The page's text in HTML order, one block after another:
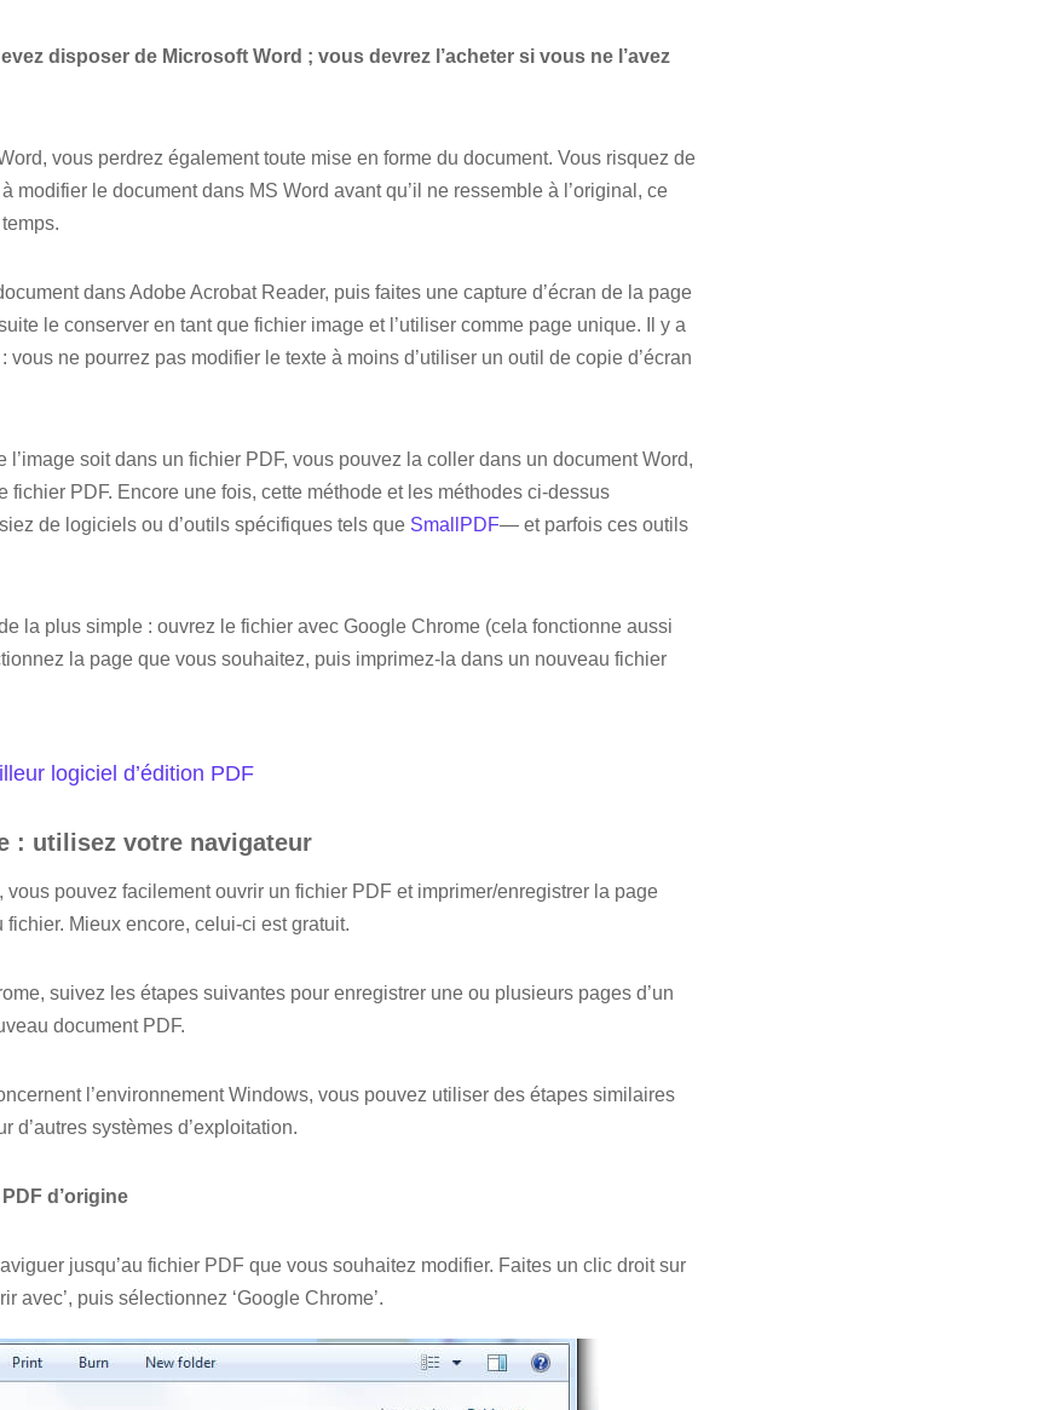
disposer de Microsoft Word ; vous devrez l’acheter si vous ne l’avez
vous perdrez également toute mise en forme du document. Vous risquez de
modifier le document dans MS Word avant qu’il ne ressemble à l’original, ce
dans Adobe Acrobat Reader, puis faites une capture d’écran de la page
le conserver en tant que fichier image et l’utiliser comme page unique. Il y a
ne pourrez pas modifier le texte à moins d’utiliser un outil de copie d’écran
l’image soit dans un fichier PDF, vous pouvez la coller dans un document Word,
fichier PDF. Encore une fois, cette méthode et les méthodes ci-dessus
de logiciels ou d’outils spécifiques tels que SmallPDF— et parfois ces outils
la plus simple : ouvrez le fichier avec Google Chrome (cela fonctionne aussi
la page que vous souhaitez, puis imprimez-la dans un nouveau fichier
logiciel d’édition PDF
: utilisez votre navigateur
vous pouvez facilement ouvrir un fichier PDF et imprimer/enregistrer la page
Mieux encore, celui-ci est gratuit.
suivez les étapes suivantes pour enregistrer une ou plusieurs pages d’un
document PDF.
l’environnement Windows, vous pouvez utiliser des étapes similaires
d’autres systèmes d’exploitation.
d’origine
jusqu’au fichier PDF que vous souhaitez modifier. Faites un clic droit sur
avec’, puis sélectionnez ‘Google Chrome’.